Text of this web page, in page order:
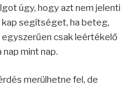
úgy, hogy azt nem jelenti
kap segítséget, ha beteg,
csak leértékelő
mint nap.
merülhetne fel, de